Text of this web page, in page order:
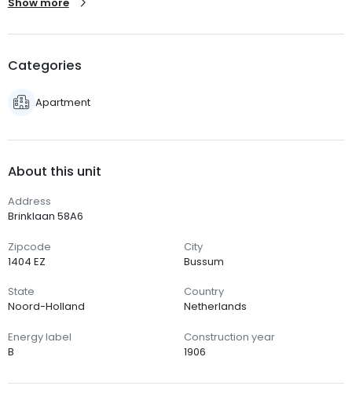
Categories
Apartment
About this unit
Address
Brinklaan 58A6
Zipcode
1404 EZ
City
Bussum
State
Noord-Holland
Country
Netherlands
Energy label
B
Construction year
1906